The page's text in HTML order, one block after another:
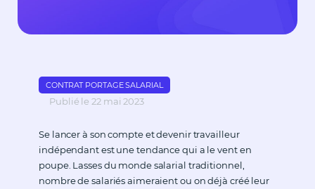
CONTRAT PORTAGE SALARIAL
Publié le 22 mai 2023
Se lancer à son compte et devenir travailleur
indépendant est une tendance qui a le vent en
poupe. Lasses du monde salarial traditionnel,
nombre de salariés aimeraient ou on déjà créé leur